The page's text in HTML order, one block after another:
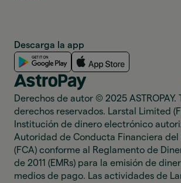
Descarga la app
Derechos de autor © 2025 ASTROPAY.
derechos reservados. Larstal Limited
Institución de dinero electrónico
Autoridad de Conducta Financiera del
(FCA) conforme al Reglamento de
de 2011 (EMRs) para la emisión de
medios de pago. Las actividades de